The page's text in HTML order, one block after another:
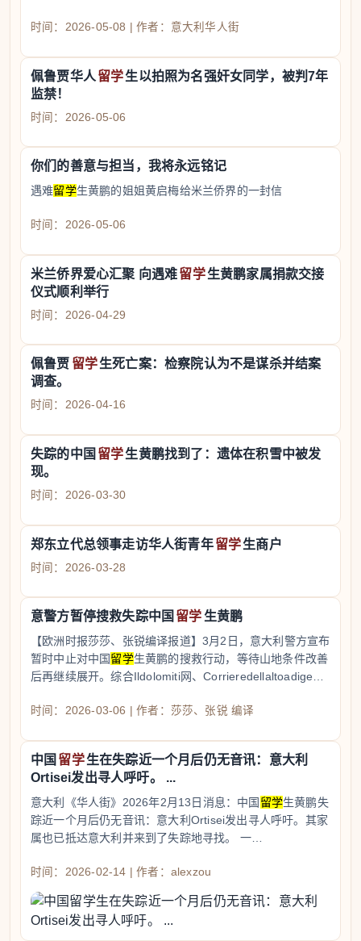
长的8年诉讼？
时间：2026-05-08 | 作者：意大利华人街
佩鲁贾华人 留学生以拍照为名强奸女同学，被判7年
监禁！
时间：2026-05-06
你们的善意与担当，我将永远铭记
遇难留学生黄鹏的姐姐黄启梅给米兰侨界的一封信
时间：2026-05-06
米兰侨界爱心汇聚 向遇难留学生黄鹏家属捐款交接
仪式顺利举行
时间：2026-04-29
佩鲁贾 留学生死亡案：检察院认为不是谋杀并结案
调查。
时间：2026-04-16
失踪的中国 留学生黄鹏找到了：遗体在积雪中被发
现。
时间：2026-03-30
郑东立代总领事走访华人街青年留学生商户
时间：2026-03-28
意警方暂停搜救失踪中国 留学生黄鹏
【欧洲时报莎莎、张锐编译报道】3月2日，意大利警方宣布
暂时中止对中国留学生黄鹏的搜救行动，等待山地条件改善
后再继续展开。综合Ildolomiti网、Corrieredellaltoadige网
时间：2026-03-06 | 作者：莎莎、张锐 编译
中国 留学生在失踪近一个月后仍无音讯：意大利
Ortisei发出寻人呼吁。 ...
意大利《华人街》2026年2月13日消息：中国 留学生黄鹏失
踪近一个月后仍无音讯：意大利Ortisei发出寻人呼吁。其家
属也已抵达意大利并来到了失踪地寻找。 一…
时间：2026-02-14 | 作者：alexzou